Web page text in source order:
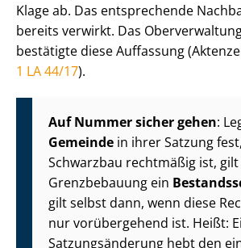
Klage ab. Das entsprechende
bereits verwirkt. Das
bestätigte diese Auffassung
1 LA 44/17).
Auf Nummer sicher gehen:
Gemeinde in ihrer Satzung
Schwarzbau rechtmäßig ist,
Grenzbebauung ein
gilt selbst dann, wenn diese
nur vorübergehend ist. Heißt:
Sat­zungs­än­de­rung hebt den